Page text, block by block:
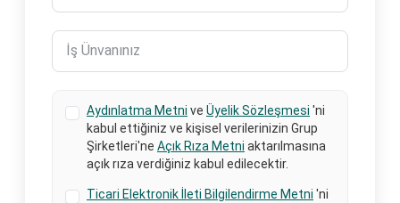
Aydınlatma Metni ve Üyelik Sözleşmesi 'ni
kabul ettiğiniz ve kişisel verilerinizin Grup
Şirketleri'ne Açık Rıza Metni aktarılmasına
açık rıza verdiğiniz kabul edilecektir.
Ticari Elektronik İleti Bilgilendirme Metni 'ni